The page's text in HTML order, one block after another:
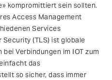
kompromittiert sein sollten.
Access Management
Services
(TLS) ist globale
Verbindungen im IOT zum
das
so sicher, dass immer